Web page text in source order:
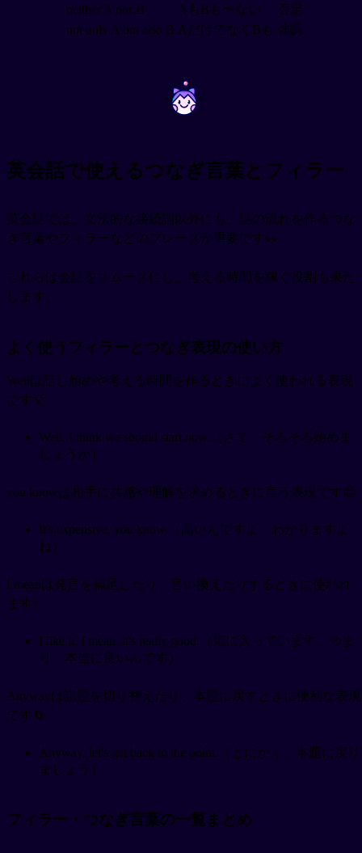
neither A nor B
AもBも〜ない
否定
not only A but also B AだけでなくBも 強調
~ ~
英会話で使えるつなぎ言葉とフィラー
英会話では、文法的な接続詞以外にも、話の流れを作るつな
ぎ言葉やフィラーなどのフレーズが重要です👀
これらは会話をスムーズにし、考える時間を稼ぐ役割も果た
します。
よく使うフィラーとつなぎ表現の使い方
Wellは話し始めや考える時間を作るときによく使われる表現
です💡
Well, I think we should start now.（さて、そろそろ始めま
しょうか）
you knowは相手に共感や理解を求めるときに言う表現です😊
It's expensive, you know.（高いんですよ、わかりますよ
ね）
I meanは発言を補足したり、言い換えたりするときに使われ
ます✨
I like it, I mean, it's really good.（気に入っています、つま
り、本当に良いんです）
Anywayは話題を切り替えたり、本題に戻すときに便利な表現
です🔄
Anyway, let's get back to the point.（とにかく、本題に戻り
ましょう）
フィラー・つなぎ言葉の一覧まとめ